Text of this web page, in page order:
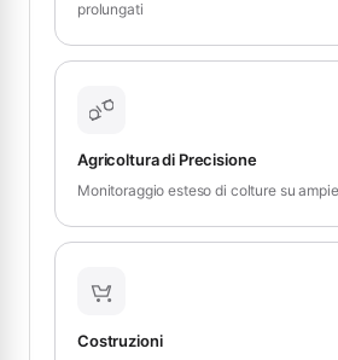
prolungati
Agricoltura di Precisione
Monitoraggio esteso di colture su
Costruzioni